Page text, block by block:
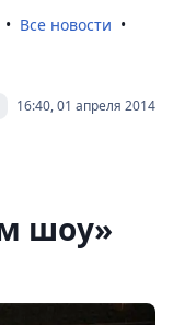
Все новости
16:40, 01 апреля 2014
шоу»